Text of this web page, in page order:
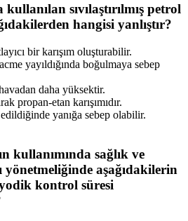
sıvılaştırılmış petrol
hangisi yanlıştır?
bir karışım oluşturabilir.
yayıldığında boğulmaya sebep
daha yüksektir.
propan-etan karışımıdır.
yanığa sebep olabilir.
kullanımında sağlık ve
aşağıdakilerin
kontrol süresi